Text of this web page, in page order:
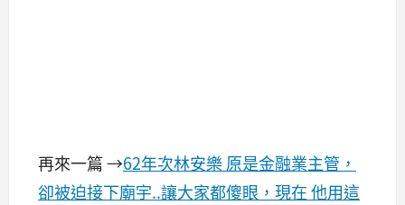
再來一篇 →62年次林安樂 原是金融業主管，
卻被迫接下廟宇..讓大家都傻眼，現在 他用這